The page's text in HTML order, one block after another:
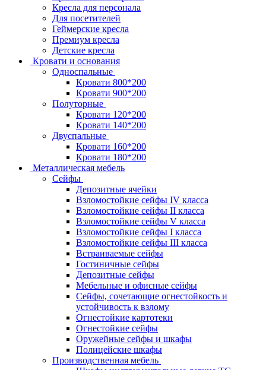
Кресла для персонала
Для посетителей
Геймерские кресла
Премиум кресла
Детские кресла
Кровати и основания
Односпальные
Кровати 800*200
Кровати 900*200
Полуторные
Кровати 120*200
Кровати 140*200
Двуспальные
Кровати 160*200
Кровати 180*200
Металлическая мебель
Сейфы
Депозитные ячейки
Взломостойкие сейфы IV класса
Взломостойкие сейфы II класса
Взломостойкие сейфы V класса
Взломостойкие сейфы I класса
Взломостойкие сейфы III класса
Встраиваемые сейфы
Гостиничные сейфы
Депозитные сейфы
Мебельные и офисные сейфы
Сейфы, сочетающие огнестойкость и
устойчивость к взлому
Огнестойкие картотеки
Огнестойкие сейфы
Оружейные сейфы и шкафы
Полицейские шкафы
Производственная мебель